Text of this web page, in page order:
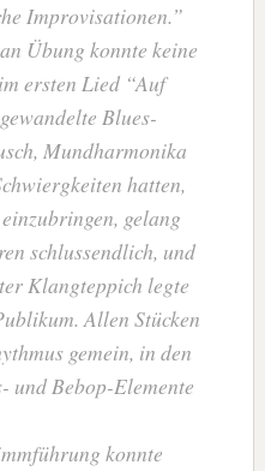
Improvisationen.
Übung konnte keine
ersten Lied “Auf
Blues-
Mundharmonika
hatten,
gelang
schlussendlich, und
Klangteppich legte
Allen Stücken
gemein, in den
und Bebop-Elemente
konnte